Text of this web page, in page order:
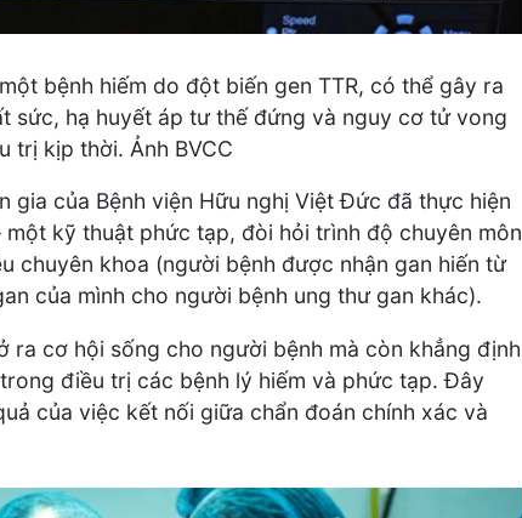
bệnh hiếm do đột biến gen TTR, có thể gây ra
sức, hạ huyết áp tư thế đứng và nguy cơ tử vong
trị kịp thời. Ảnh BVCC
gia của Bệnh viện Hữu nghị Việt Đức đã thực hiện
kỹ thuật phức tạp, đòi hỏi trình độ chuyên môn
chuyên khoa (người bệnh được nhận gan hiến từ
của mình cho người bệnh ung thư gan khác).
ra cơ hội sống cho người bệnh mà còn khẳng định
điều trị các bệnh lý hiếm và phức tạp. Đây
của việc kết nối giữa chẩn đoán chính xác và